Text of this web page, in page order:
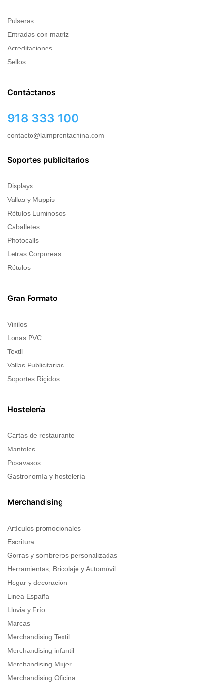
Pulseras
Entradas con matriz
Acreditaciones
Sellos
Contáctanos
918 333 100
contacto@laimprentachina.com
Soportes publicitarios
Displays
Vallas y Muppis
Rótulos Luminosos
Caballetes
Photocalls
Letras Corporeas
Rótulos
Gran Formato
Vinilos
Lonas PVC
Textil
Vallas Publicitarias
Soportes Rigidos
Hostelería
Cartas de restaurante
Manteles
Posavasos
Gastronomía y hostelería
Merchandising
Artículos promocionales
Escritura
Gorras y sombreros personalizadas
Herramientas, Bricolaje y Automóvil
Hogar y decoración
Linea España
Lluvia y Frío
Marcas
Merchandising Textil
Merchandising infantil
Merchandising Mujer
Merchandising Oficina